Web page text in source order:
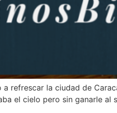
refrescar la ciudad de
el cielo pero sin ganarle